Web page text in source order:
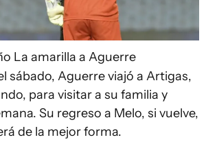
La amarilla a Aguerre
sábado, Aguerre viajó a Artigas,
para visitar a su familia y
Su regreso a Melo, si vuelve,
de la mejor forma.